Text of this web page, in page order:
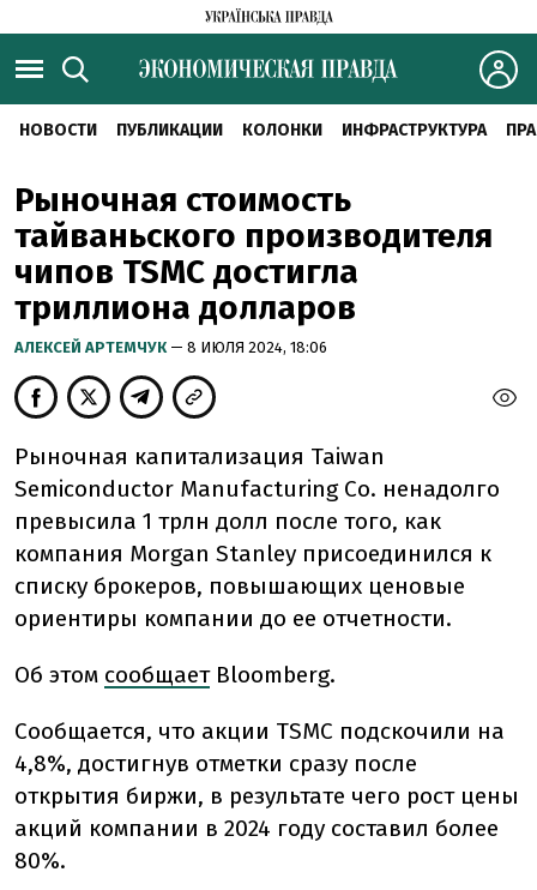
НОВОСТИ ПУБЛИКАЦИИ КОЛОНКИ ИНФРАСТРУКТУРА
Рыночная стоимость
тайваньского производителя
чипов TSMC достигла
триллиона долларов
АЛЕКСЕЙ АРТЕМЧУК — 8 ИЮЛЯ 2024, 18:06
Рыночная капитализация Taiwan
Semiconductor Manufacturing Co. ненадолго
превысила 1 трлн долл после того, как
компания Morgan Stanley присоединился к
списку брокеров, повышающих ценовые
ориентиры компании до ее отчетности.
Об этом сообщаетBloomberg.
Сообщается, что акции TSMC подскочили на
4,8%, достигнув отметки сразу после
открытия биржи, в результате чего рост цены
акций компании в 2024 году составил более
80%.